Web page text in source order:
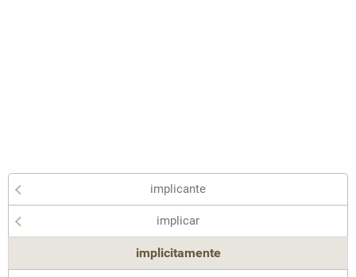
implicante
implicar
implicitamente